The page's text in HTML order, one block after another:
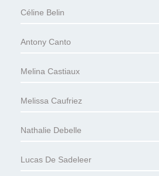
Céline Belin
Antony Canto
Melina Castiaux
Melissa Caufriez
Nathalie Debelle
Lucas De Sadeleer